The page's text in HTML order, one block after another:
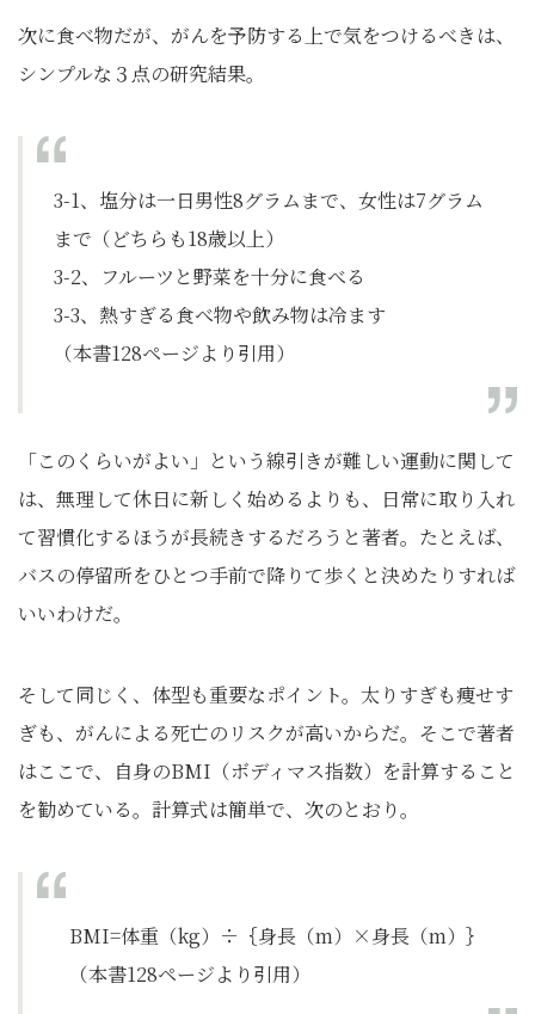
次に食べ物だが、がんを予防する上で気をつけるべきは、
シンプルな３点の研究結果。
3-1、塩分は一日男性8グラムまで、女性は7グラム
まで（どちらも18歳以上）
3-2、フルーツと野菜を十分に食べる
3-3、熱すぎる食べ物や飲み物は冷ます
（本書128ページより引用）
「このくらいがよい」という線引きが難しい運動に関して
は、無理して休日に新しく始めるよりも、日常に取り入れ
て習慣化するほうが長続きするだろうと著者。たとえば、
バスの停留所をひとつ手前で降りて歩くと決めたりすれば
いいわけだ。
そして同じく、体型も重要なポイント。太りすぎも痩せす
ぎも、がんによる死亡のリスクが高いからだ。そこで著者
はここで、自身のBMI（ボディマス指数）を計算すること
を勧めている。計算式は簡単で、次のとおり。
BMI=体重（kg）÷｛身長（m）×身長（m）｝
（本書128ページより引用）